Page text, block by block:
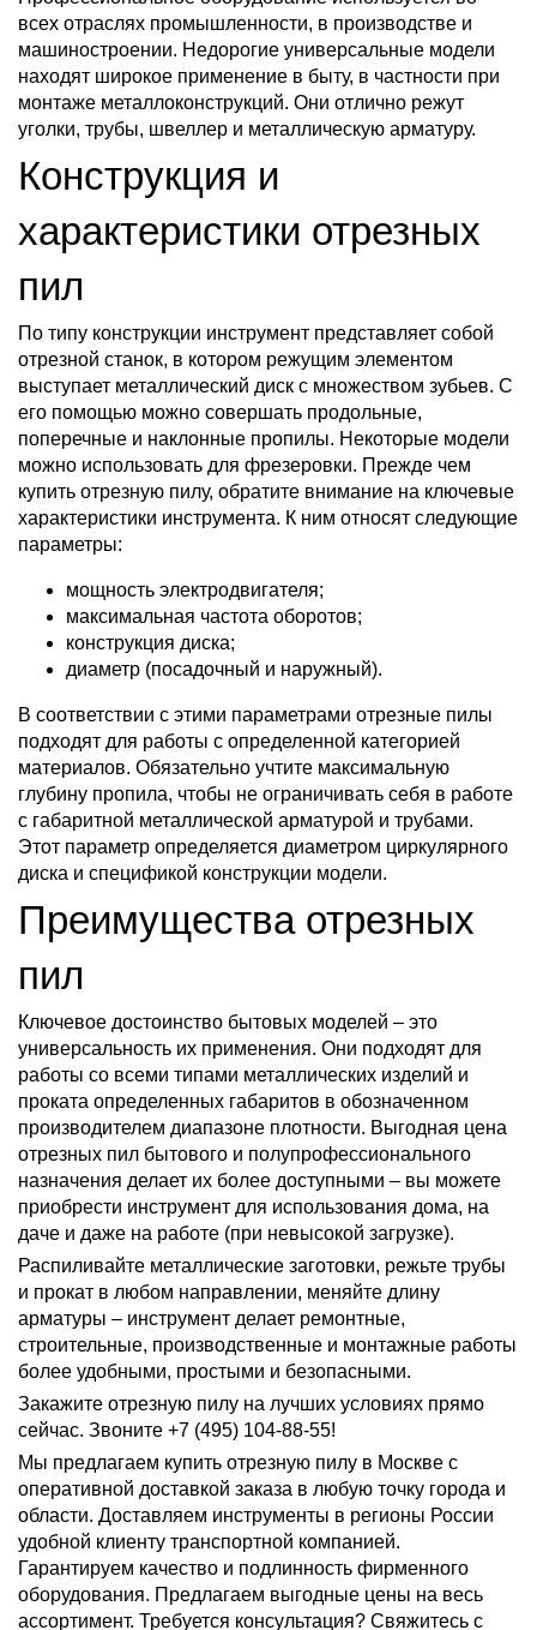
всех отраслях промышленности, в производстве и
машиностроении. Недорогие универсальные модели
находят широкое применение в быту, в частности при
монтаже металлоконструкций. Они отлично режут
уголки, трубы, швеллер и металлическую арматуру.
Конструкция и
характеристики отрезных
пил
По типу конструкции инструмент представляет собой
отрезной станок, в котором режущим элементом
выступает металлический диск с множеством зубьев. С
его помощью можно совершать продольные,
поперечные и наклонные пропилы. Некоторые модели
можно использовать для фрезеровки. Прежде чем
купить отрезную пилу, обратите внимание на ключевые
характеристики инструмента. К ним относят следующие
параметры:
мощность электродвигателя;
максимальная частота оборотов;
конструкция диска;
диаметр (посадочный и наружный).
В соответствии с этими параметрами отрезные пилы
подходят для работы с определенной категорией
материалов. Обязательно учтите максимальную
глубину пропила, чтобы не ограничивать себя в работе
с габаритной металлической арматурой и трубами.
Этот параметр определяется диаметром циркулярного
диска и спецификой конструкции модели.
Преимущества отрезных
пил
Ключевое достоинство бытовых моделей – это
универсальность их применения. Они подходят для
работы со всеми типами металлических изделий и
проката определенных габаритов в обозначенном
производителем диапазоне плотности. Выгодная цена
отрезных пил бытового и полупрофессионального
назначения делает их более доступными – вы можете
приобрести инструмент для использования дома, на
даче и даже на работе (при невысокой загрузке).
Распиливайте металлические заготовки, режьте трубы
и прокат в любом направлении, меняйте длину
арматуры – инструмент делает ремонтные,
строительные, производственные и монтажные работы
более удобными, простыми и безопасными.
Закажите отрезную пилу на лучших условиях прямо
сейчас. Звоните +7 (495) 104-88-55!
Мы предлагаем купить отрезную пилу в Москве с
оперативной доставкой заказа в любую точку города и
области. Доставляем инструменты в регионы России
удобной клиенту транспортной компанией.
Гарантируем качество и подлинность фирменного
оборудования. Предлагаем выгодные цены на весь
ассортимент. Требуется консультация? Свяжитесь с